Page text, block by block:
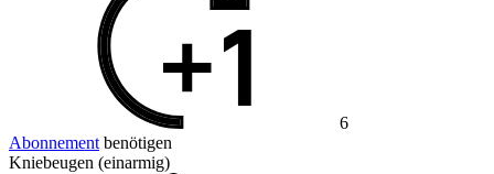
6
Abonnement benötigen
Kniebeugen (einarmig)